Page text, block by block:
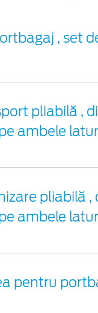
, set
pliabilă ,
ambele
pliabilă
ambele
pentru